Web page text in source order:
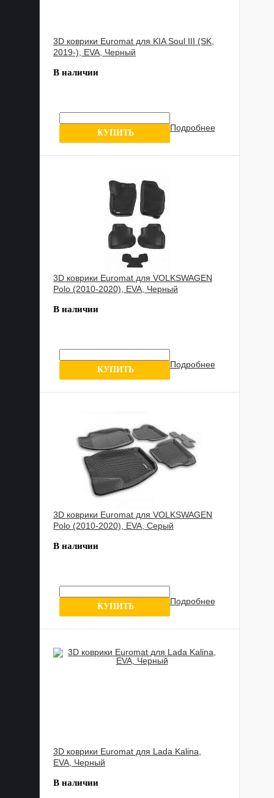
3D коврики Euromat для KIA Soul III (SK,
2019-), EVA, Черный
В наличии
КУПИТЬ
Подробнее
3D коврики Euromat для VOLKSWAGEN
Polo (2010-2020), EVA, Черный
В наличии
КУПИТЬ
Подробнее
3D коврики Euromat для VOLKSWAGEN
Polo (2010-2020), EVA, Серый
В наличии
КУПИТЬ
Подробнее
3D коврики Euromat для Lada Kalina,
EVA, Черный
В наличии